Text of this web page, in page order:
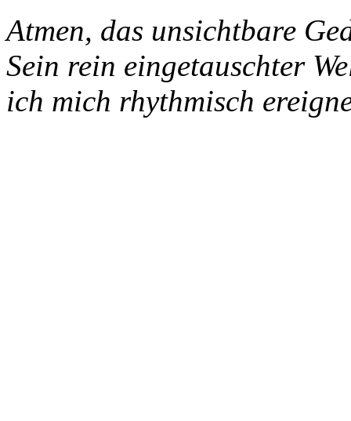
Atmen, das unsichtbare
Sein rein eingetauschter
ich mich rhythmisch